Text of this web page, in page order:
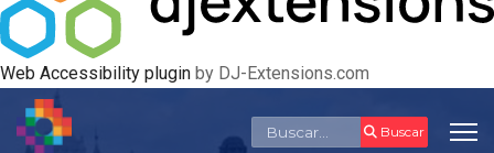
Web Accessibility plugin by DJ-Extensions.com
Buscar Buscar